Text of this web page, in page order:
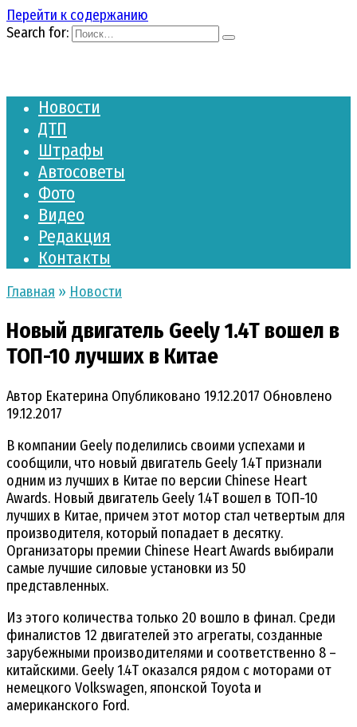
Перейти к содержанию
Search for:
Новости
ДТП
Штрафы
Автосоветы
Фото
Видео
Редакция
Контакты
Главная » Новости
Новый двигатель Geely 1.4T вошел в
ТОП-10 лучших в Китае
Автор Екатерина Опубликовано 19.12.2017 Обновлено
19.12.2017
В компании Geely поделились своими успехами и
сообщили, что новый двигатель Geely 1.4T признали
одним из лучших в Китае по версии Chinese Heart
Awards. Новый двигатель Geely 1.4T вошел в ТОП-10
лучших в Китае, причем этот мотор стал четвертым для
производителя, который попадает в десятку.
Организаторы премии Chinese Heart Awards выбирали
самые лучшие силовые установки из 50
представленных.
Из этого количества только 20 вошло в финал. Среди
финалистов 12 двигателей это агрегаты, созданные
зарубежными производителями и соответственно 8 –
китайскими. Geely 1.4T оказался рядом с моторами от
немецкого Volkswagen, японской Toyota и
американского Ford.